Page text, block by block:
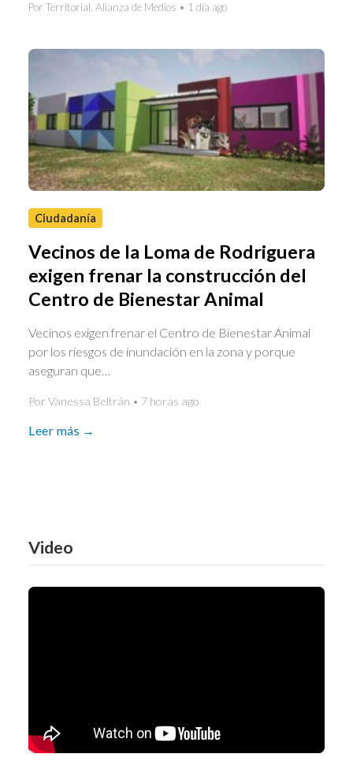
Por Territorial, Alianza de Medios • 1 día ago
Ciudadanía
Vecinos de la Loma de Rodriguera
exigen frenar la construcción del
Centro de Bienestar Animal
Vecinos exigen frenar el Centro de Bienestar Animal
por los riesgos de inundación en la zona y porque
aseguran que…
Por Vanessa Beltrán • 7 horas ago
Leer más →
Video